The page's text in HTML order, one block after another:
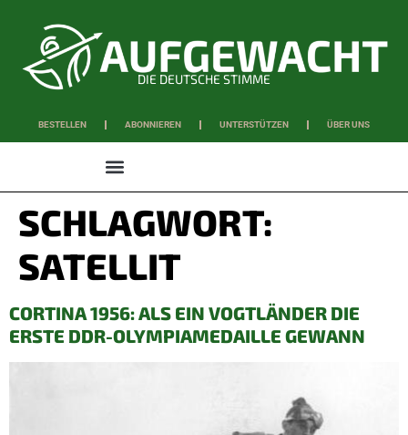
DIE DEUTSCHE STIMME
BESTELLEN ABONNIEREN UNTERSTÜTZEN ÜBER UNS
SCHLAGWORT:
SATELLIT
CORTINA 1956: ALS EIN VOGTLÄNDER DIE
ERSTE DDR-OLYMPIAMEDAILLE GEWANN